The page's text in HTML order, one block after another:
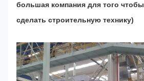
большая компания для того чтобы
сделать строительную технику)